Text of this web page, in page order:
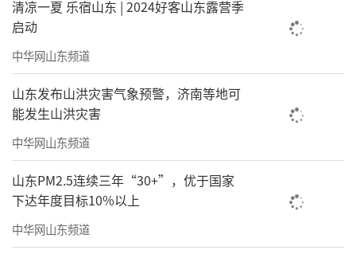
清凉一夏 乐宿山东 | 2024好客山东露营季
启动
中华网山东频道
山东发布山洪灾害气象预警，济南等地可
能发生山洪灾害
中华网山东频道
山东PM2.5连续三年“30+”，优于国家
下达年度目标10%以上
中华网山东频道